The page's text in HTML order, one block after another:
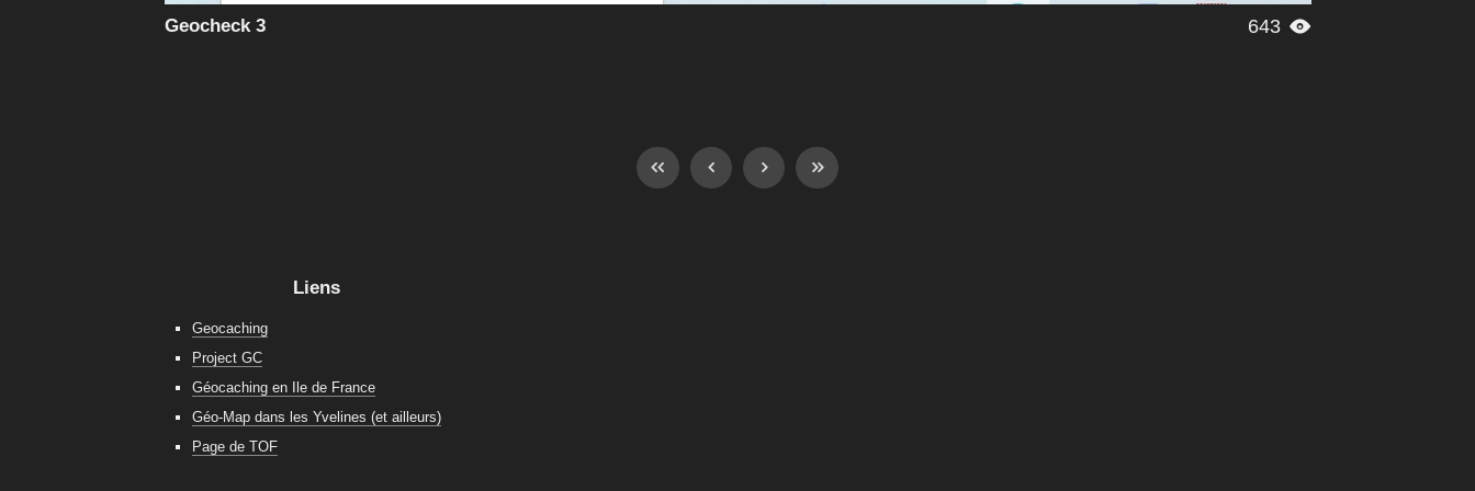
643 
Geocheck 3
Liens
Geocaching
Project GC
Géocaching en Ile de France
Géo-Map dans les Yvelines (et ailleurs)
Page de TOF